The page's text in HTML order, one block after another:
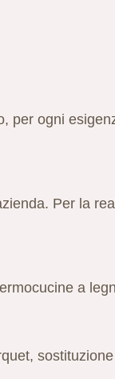
per ogni
Per la
a